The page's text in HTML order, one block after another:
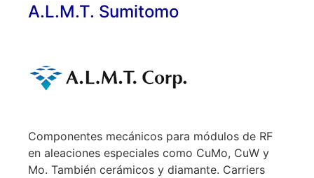
A.L.M.T. Sumitomo
Componentes mecánicos para módulos de RF
en aleaciones especiales como CuMo, CuW y
Mo. También cerámicos y diamante. Carriers